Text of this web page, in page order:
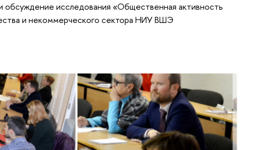
исследования «Общественная активность
и некоммерческого сектора НИУ ВШЭ